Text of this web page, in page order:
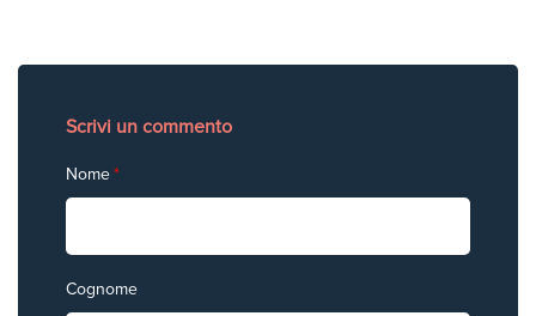
Scrivi un commento
Nome*
Cognome